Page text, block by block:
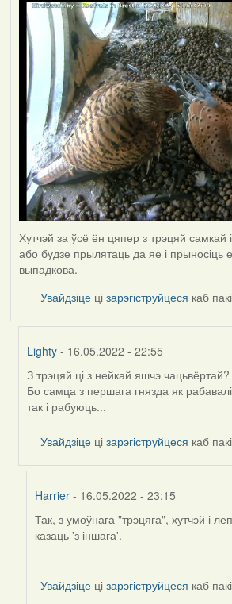
Хутчэй за ўсё ён цяпер з трэцяй самкай
або будзе прылятаць да яе і прыносіць
выпадкова.
Увайдзіце цізарэгіструйцеся каб
Lighty - 16.05.2022 - 22:55
In
reply
to
Harrier
З трэцяй ці з нейкай яшчэ чацьвёртай?
Бо самца з першага гнязда як
так і рабуюць...
Увайдзіце цізарэгіструйцеся каб
Harrier - 16.05.2022 - 23:15
In
reply
Lighty
Так, з умоўнага "трэцяга", хутчэй і
казаць 'з іншага'.
Увайдзіце цізарэгіструйцеся каб